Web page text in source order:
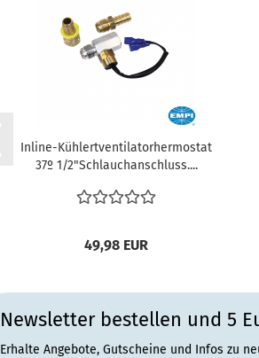
Inline-Kühlertventilatorhermostat
37º 1/2"Schlauchanschluss....
49,98 EUR
Newsletter bestellen und 5
Erhalte Angebote, Gutscheine und Infos zu